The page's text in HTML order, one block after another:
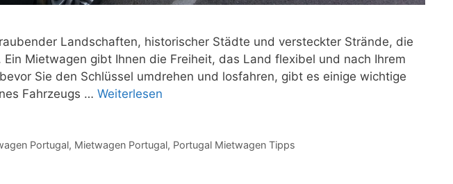
Landschaften, historischer Städte und versteckter Strände, die
Mietwagen gibt Ihnen die Freiheit, das Land flexibel und nach Ihrem
Sie den Schlüssel umdrehen und losfahren, gibt es einige wichtige
Fahrzeugs … Weiterlesen
Portugal, Mietwagen Portugal, Portugal Mietwagen Tipps